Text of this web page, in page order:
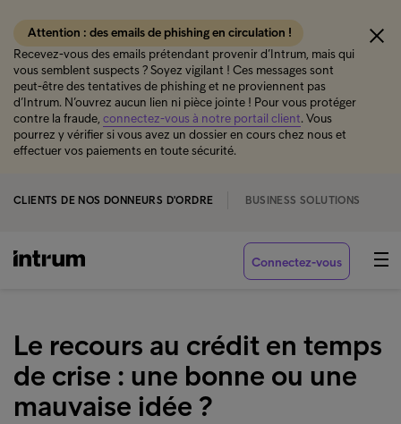
Attention : des emails de phishing en circulation !
Recevez-vous des emails prétendant provenir d’Intrum, mais qui
vous semblent suspects ? Soyez vigilant ! Ces messages sont
peut-être des tentatives de phishing et ne proviennent pas
d’Intrum. N’ouvrez aucun lien ni pièce jointe ! Pour vous protéger
contre la fraude, connectez-vous à notre portail client. Vous
pourrez y vérifier si vous avez un dossier en cours chez nous et
effectuer vos paiements en toute sécurité.
CLIENTS DE NOS DONNEURS D'ORDRE BUSINESS SOLUTIONS
Connectez-vous
Le recours au crédit en temps
de crise : une bonne ou une
mauvaise idée ?